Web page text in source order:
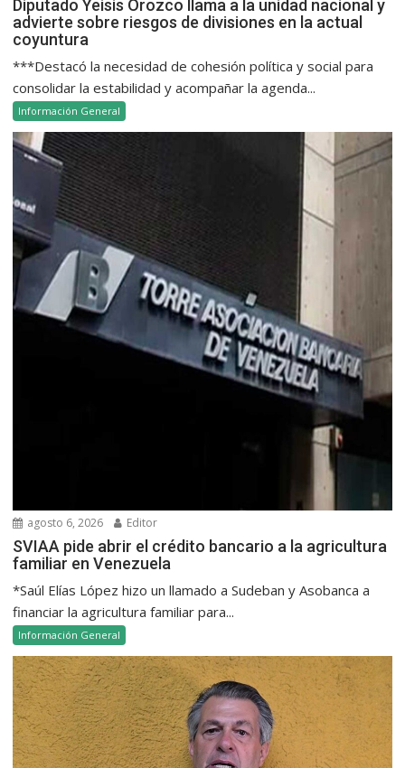
Diputado Yeisis Orozco llama a la unidad nacional y
advierte sobre riesgos de divisiones en la actual
coyuntura
***Destacó la necesidad de cohesión política y social para
consolidar la estabilidad y acompañar la agenda...
Información General
agosto 6, 2026 Editor
SVIAA pide abrir el crédito bancario a la agricultura
familiar en Venezuela
*Saúl Elías López hizo un llamado a Sudeban y Asobanca a
financiar la agricultura familiar para...
Información General